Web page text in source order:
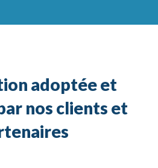
adoptée et
nos clients et